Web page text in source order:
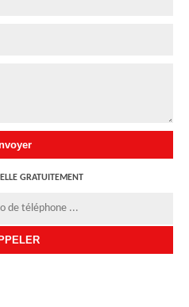
GRATUITEMENT